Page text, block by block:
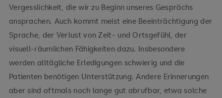
Vergesslichkeit, die wir zu Beginn unseres Gesprächs
ansprachen. Auch kommt meist eine Beeinträchtigung der
Sprache, der Verlust von Zeit- und Ortsgefühl, der
visuell-räumlichen Fähigkeiten dazu. Insbesondere
werden alltägliche Erledigungen schwierig und die
Patienten benötigen Unterstützung. Andere Erinnerungen
aber sind oftmals noch lange gut abrufbar, etwa solche